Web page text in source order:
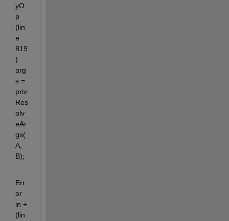
yO
p
(lin
e
819
)
arg
s =
priv
Res
olv
eAr
gs(
A,
B);
Err
or
in +
(lin